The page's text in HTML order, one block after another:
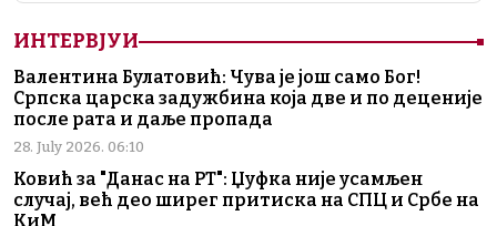
ИНТЕРВЈУИ
Валентина Булатовић: Чува је још само Бог!
Српска царска задужбина која две и по деценије
после рата и даље пропада
28. July 2026. 06:10
Ковић за "Данас на РТ": Џуфка није усамљен
случај, већ део ширег притиска на СПЦ и Србе на
КиМ